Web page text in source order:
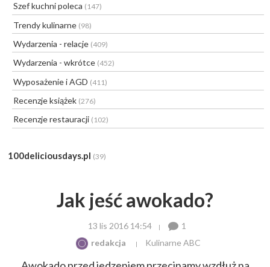
Szef kuchni poleca (147)
Trendy kulinarne (98)
Wydarzenia - relacje (409)
Wydarzenia - wkrótce (452)
Wyposażenie i AGD (411)
Recenzje książek (276)
Recenzje restauracji (102)
100deliciousdays.pl (39)
Jak jeść awokado?
13 lis 2016 14:54
1
redakcja
Kulinarne ABC